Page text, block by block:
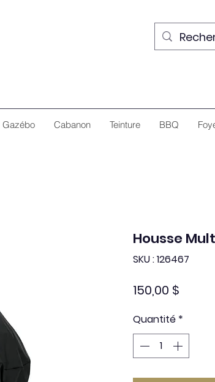
Gazébo Cabanon Teinture BBQ
Housse
SKU : 126467
150,00 $
Quantité *